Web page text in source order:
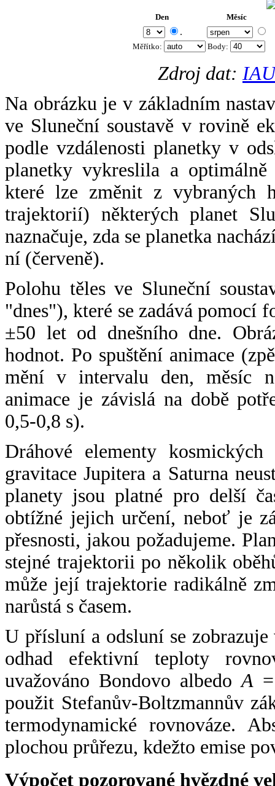
Den Měsíc
.
Měřítko: Body:
Zdroj dat:
Na obrázku je v základním
ve Sluneční soustavě v rovině
podle vzdálenosti planetky v
planetky vykreslila a
které lze změnit z vybraných
trajektorií) některých planet
naznačuje, zda se planetka
ní (červeně).
Polohu těles ve Sluneční
"dnes"), které se zadává pomocí
±50 let od dnešního dne.
hodnot. Po spuštění animace
mění v intervalu den, měsíc
animace je závislá na době
0,5-0,8 s).
Dráhové elementy
gravitace Jupitera a Saturna
planety jsou platné pro delší
obtížné jejich určení, neboť je
přesnosti, jakou požadujeme.
stejné trajektorii po několik
může její trajektorie radikálně
narůstá s časem.
U přísluní a odsluní se
odhad efektivní teploty
uvažováno Bondovo albedoA
použit Stefanův-Boltzmannův
termodynamické rovnováze.
plochou průřezu, kdežto emise
Výpočet pozorované hvězdné